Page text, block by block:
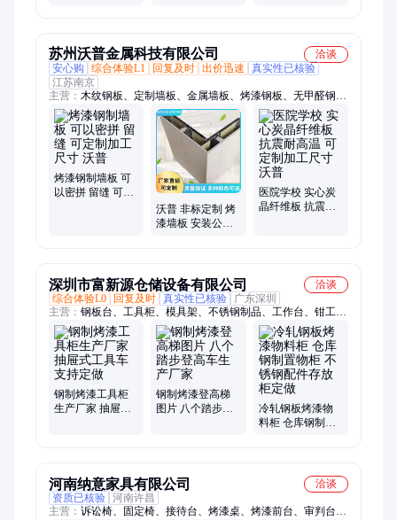
苏州沃普金属科技有限公司
洽谈
安心购
综合体验L1 回复及时 出价迅速
真实性已核验
江苏南京
主营： 木纹钢板、定制墙板、金属墙板、烤漆钢板、无甲醛钢制
墙板、复合墙板、覆膜墙板、覆膜钢板、贴膜金属板、机房彩钢
板、防火防潮墙板、彩钢板封堵板材
烤漆钢制墙板 可
以密拼 留缝 可定
沃普 非标定制 烤
漆墙板 安装公共
医院学校 实心炭
晶纤维板 抗震耐
深圳市富新源仓储设备有限公司
洽谈
综合体验L0
回复及时 真实性已核验
广东深圳
主营： 钢板台、工具柜、模具架、不锈钢制品、工作台、钳工
台、龙门吊架、刀具柜、工具车、刀具车、仓库货架、刀具架、
修模台、储物柜、文件柜、手推车、模具吊架、物料架
钢制烤漆工具柜
生产厂家 抽屉式
钢制烤漆登高梯
图片 八个踏步登
冷轧钢板烤漆物
料柜 仓库钢制置
河南纳意家具有限公司
洽谈
资质已核验 河南许昌
主营： 诉讼椅、固定椅、接待台、烤漆桌、烤漆前台、审判台、